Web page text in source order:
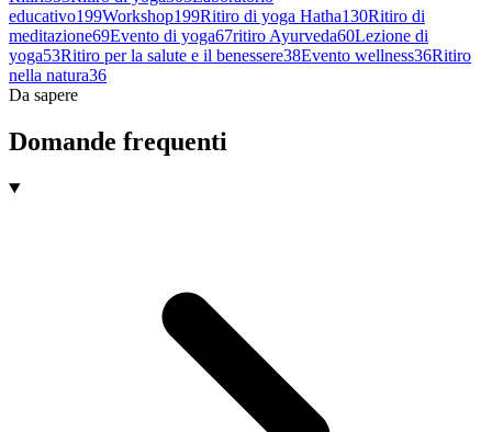
educativo199Workshop199Ritiro di yoga Hatha130Ritiro di
meditazione69Evento di yoga67ritiro Ayurveda60Lezione di
yoga53Ritiro per la salute e il benessere38Evento wellness36Ritiro
nella natura36
Da sapere
Domande frequenti